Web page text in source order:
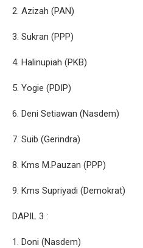
2. Azizah (PAN)
3. Sukran (PPP)
4. Halinupiah (PKB)
5. Yogie (PDIP)
6. Deni Setiawan (Nasdem)
7. Suib (Gerindra)
8. Kms M.Pauzan (PPP)
9. Kms Supriyadi (Demokrat)
DAPIL 3 :
1. Doni (Nasdem)